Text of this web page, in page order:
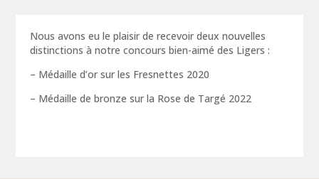
Nous avons eu le plaisir de recevoir deux nouvelles
distinctions à notre concours bien-aimé des Ligers :
– Médaille d’or sur les Fresnettes 2020
– Médaille de bronze sur la Rose de Targé 2022